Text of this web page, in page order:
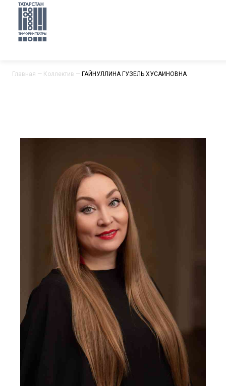
Главная — Коллектив — ГАЙНУЛЛИНА ГУЗЕЛЬ ХУСАИНОВНА